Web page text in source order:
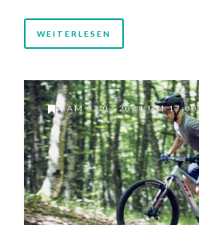
WEITERLESEN
AM 02.07.2024 UM 17:00